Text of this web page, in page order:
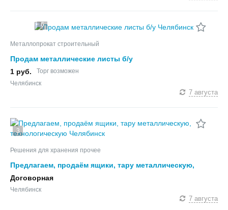
6
Металлопрокат строительный
Продам металлические листы б/у
1 руб.
Торг возможен
Челябинск
7 августа
3
Решения для хранения прочее
Предлагаем, продаём ящики, тару металлическую,
технологическую
Договорная
Челябинск
7 августа